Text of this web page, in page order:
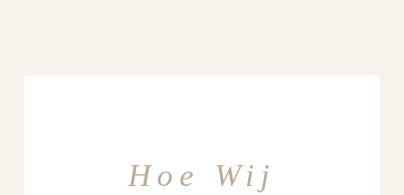
Hoe Wij